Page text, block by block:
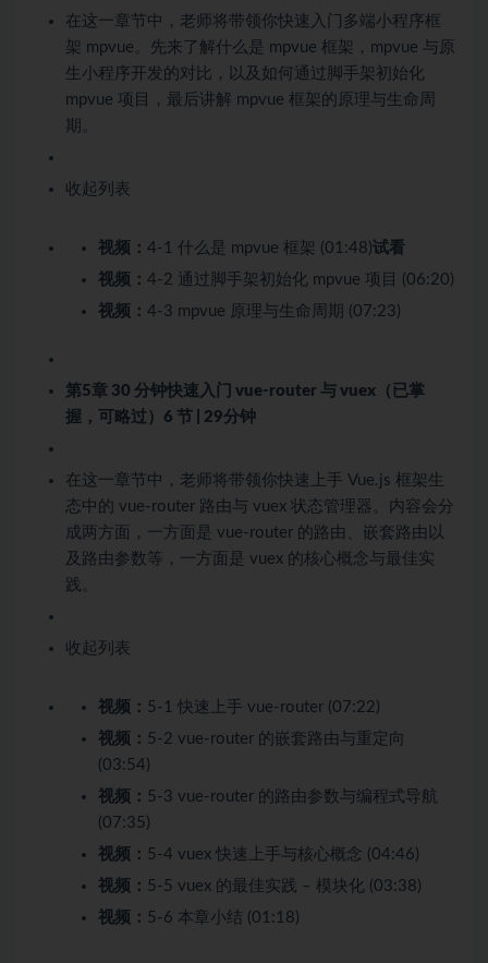
在这一章节中，老师将带领你快速入门多端小程序框
架 mpvue。先来了解什么是 mpvue 框架，mpvue 与原
生小程序开发的对比，以及如何通过脚手架初始化
mpvue 项目，最后讲解 mpvue 框架的原理与生命周
期。
收起列表
视频： 4-1 什么是 mpvue 框架 (01:48)试看
视频： 4-2 通过脚手架初始化 mpvue 项目 (06:20)
视频： 4-3 mpvue 原理与生命周期 (07:23)
第5章 30 分钟快速入门 vue-router 与 vuex（已掌
握，可略过） 6 节 | 29分钟
在这一章节中，老师将带领你快速上手 Vue.js 框架生
态中的 vue-router 路由与 vuex 状态管理器。内容会分
成两方面，一方面是 vue-router 的路由、嵌套路由以
及路由参数等，一方面是 vuex 的核心概念与最佳实
践。
收起列表
视频： 5-1 快速上手 vue-router (07:22)
视频： 5-2 vue-router 的嵌套路由与重定向
(03:54)
视频： 5-3 vue-router 的路由参数与编程式导航
(07:35)
视频： 5-4 vuex 快速上手与核心概念 (04:46)
视频： 5-5 vuex 的最佳实践 – 模块化 (03:38)
视频： 5-6 本章小结 (01:18)